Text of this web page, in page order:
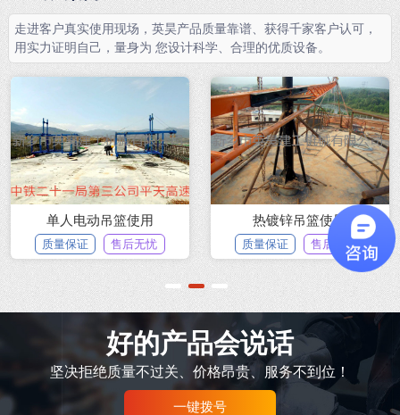
走进客户真实使用现场，英昊产品质量靠谱、获得千家客户认可，
用实力证明自己，量身为 您设计科学、合理的优质设备。
建筑吊篮使用示例
质量保证 售后无忧
某商品房施工现场
质量保证 售后无忧
1 2 3
好的产品会说话
坚决拒绝质量不过关、价格昂贵、服务不到位！
一键拨号